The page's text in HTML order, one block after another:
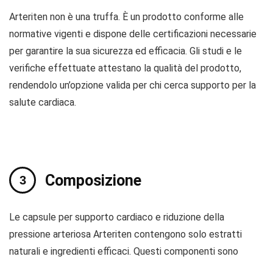
Arteriten non è una truffa. È un prodotto conforme alle
normative vigenti e dispone delle certificazioni necessarie
per garantire la sua sicurezza ed efficacia. Gli studi e le
verifiche effettuate attestano la qualità del prodotto,
rendendolo un’opzione valida per chi cerca supporto per la
salute cardiaca.
Composizione
Le capsule per supporto cardiaco e riduzione della
pressione arteriosa Arteriten contengono solo estratti
naturali e ingredienti efficaci. Questi componenti sono